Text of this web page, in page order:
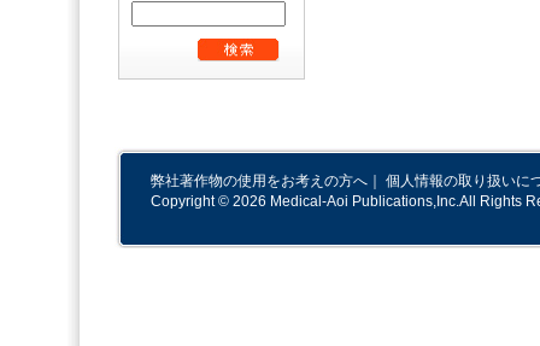
弊社著作物の使用をお考えの方へ ｜ 個人情報の取り扱いに
Copyright © 2026 Medical-Aoi Publications,Inc.All Rights